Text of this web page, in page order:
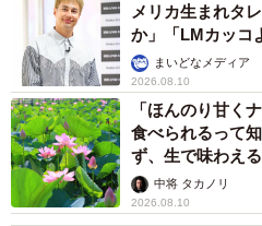
メリカ生まれタ
か」「LMカッコ
まいどなメディア
2026.08.10
「ほんのり甘く
食べられるって
ず、生で味わえ
中将 タカノリ
2026.08.10